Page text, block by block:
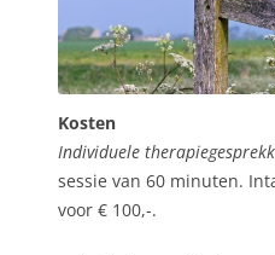
Kosten
Individuele
sessie van 60 minuten.
voor € 100,-.